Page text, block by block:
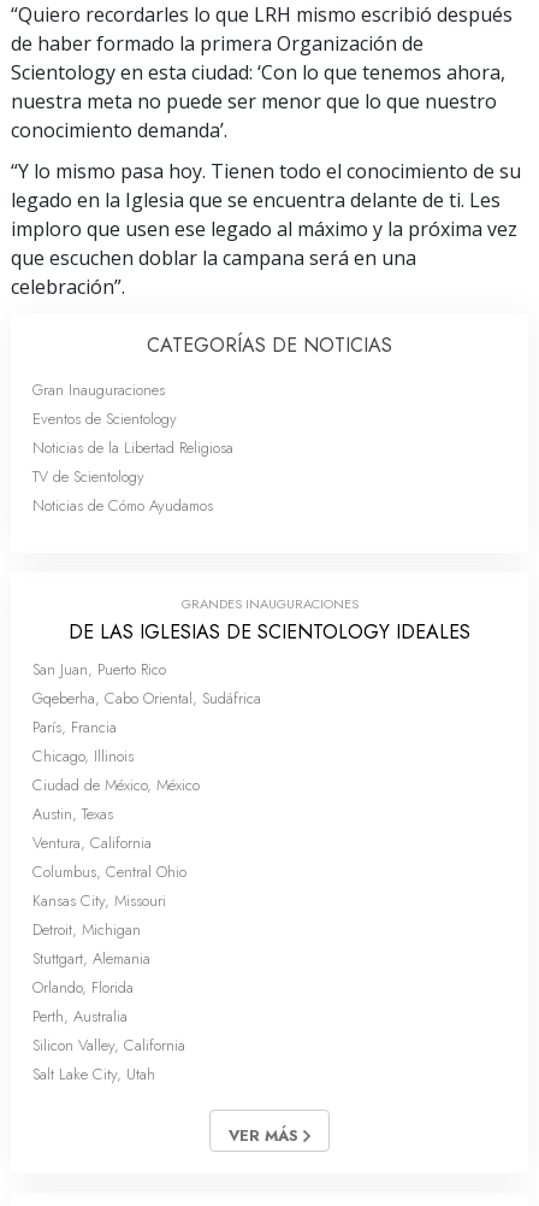
“Quiero recordarles lo que LRH mismo escribió después
de haber formado la primera Organización de
Scientology en esta ciudad: ‘Con lo que tenemos ahora,
nuestra meta no puede ser menor que lo que nuestro
conocimiento demanda’.
“Y lo mismo pasa hoy. Tienen todo el conocimiento de su
legado en la Iglesia que se encuentra delante de ti. Les
imploro que usen ese legado al máximo y la próxima vez
que escuchen doblar la campana será en una
celebración”.
CATEGORÍAS DE NOTICIAS
Gran Inauguraciones
Eventos de Scientology
Noticias de la Libertad Religiosa
TV de Scientology
Noticias de Cómo Ayudamos
GRANDES INAUGURACIONES
DE LAS IGLESIAS DE SCIENTOLOGY IDEALES
San Juan, Puerto Rico
Gqeberha, Cabo Oriental, Sudáfrica
París, Francia
Chicago, Illinois
Ciudad de México, México
Austin, Texas
Ventura, California
Columbus, Central Ohio
Kansas City, Missouri
Detroit, Michigan
Stuttgart, Alemania
Orlando, Florida
Perth, Australia
Silicon Valley, California
Salt Lake City, Utah
VER MÁS